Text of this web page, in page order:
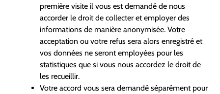
première visite il vous est demandé de nous
accorder le droit de collecter et employer des
informations de manière anonymisée. Votre
acceptation ou votre refus sera alors enregistré et
vos données ne seront employées pour les
statistiques que si vous nous accordez le droit de
les recueillir.
Votre accord vous sera demandé séparément pour